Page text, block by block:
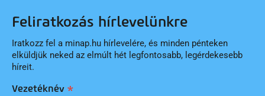
Feliratkozás hírlevelünkre
Iratkozz fel a minap.hu hírlevelére, és minden pénteken
elküldjük neked az elmúlt hét legfontosabb, legérdekesebb
híreit.
Vezetéknév